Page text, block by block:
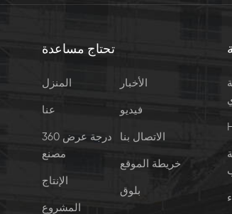
تحتاج مساعدة
المنزل
عنا
360 درجة عرض
مصنع
الإنتاج
المشروع
الأخبار
فيديو
الاتصال بنا
خريطة الموقع
بلوق